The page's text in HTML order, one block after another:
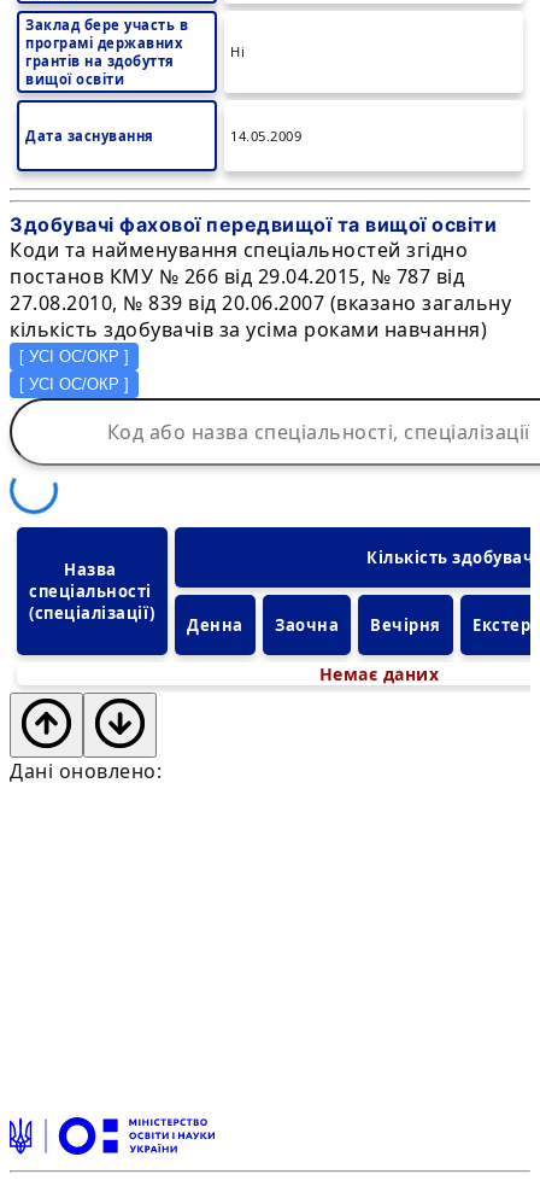
Заклад бере участь в
програмі державних
грантів на здобуття
вищої освіти
Ні
Дата заснування 14.05.2009
Здобувачі фахової передвищої та вищої освіти
Коди та найменування спеціальностей згідно
постанов КМУ № 266 від 29.04.2015, № 787 від
27.08.2010, № 839 від 20.06.2007 (вказано загальну
кількість здобувачів за усіма роками навчання)
[ УСІ ОС/ОКР ]
[ УСІ ОС/ОКР ]
Назва
спеціальності
(спеціалізації)
Кількість
Денна Заочна Вечірня
Немає даних
Дані оновлено: